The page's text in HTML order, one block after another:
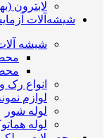
لابترون
شیشه‌آلات
شیشه
انواع رک
لوازم
لوله شور
لوله